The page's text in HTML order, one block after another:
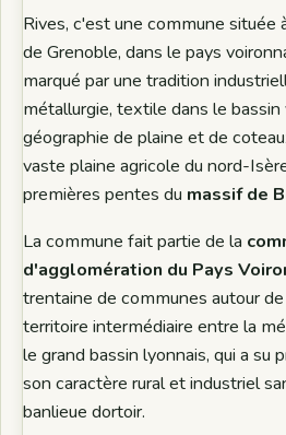
Rives, c'est une commune
de Grenoble, dans le pays
marqué par une tradition
métallurgie, textile dans le bassin
géographie de plaine et de
vaste plaine agricole du nord-
premières pentes du massif de
La commune fait partie de la
d'agglomération du Pays
trentaine de communes autour
territoire intermédiaire entre la
le grand bassin lyonnais, qui a su
son caractère rural et industriel
banlieue dortoir.